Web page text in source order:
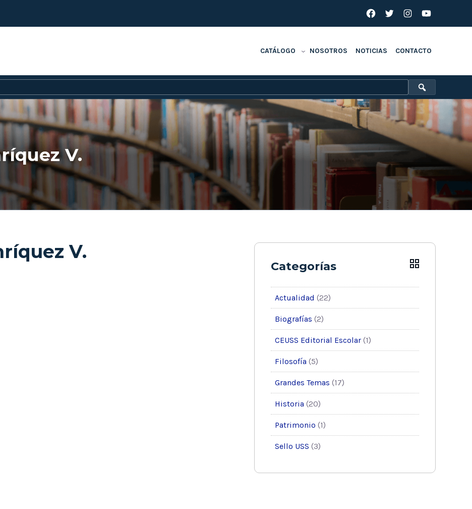
Facebook Twitter Instagram YouTube
CATÁLOGO NOSOTROS NOTICIAS CONTACTO
V.
V.
Categorías
Actualidad (22)
Biografías (2)
CEUSS Editorial Escolar (1)
Filosofía (5)
Grandes Temas (17)
Historia (20)
Patrimonio (1)
Sello USS (3)